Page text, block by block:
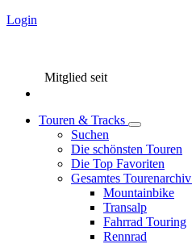
Login
Mitglied seit
Touren & Tracks
Suchen
Die schönsten Touren
Die Top Favoriten
Gesamtes Tourenarchiv
Mountainbike
Transalp
Fahrrad Touring
Rennrad